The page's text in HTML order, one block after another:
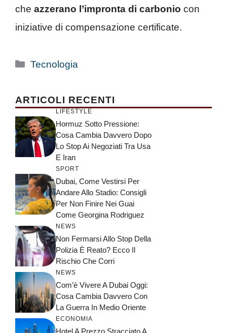
che azzerano l’impronta di carbonio con
iniziative di compensazione certificate.
Categorie
Tecnologia
ARTICOLI RECENTI
LIFESTYLE
Hormuz Sotto Pressione:
Cosa Cambia Davvero Dopo
Lo Stop Ai Negoziati Tra Usa
E Iran
SPORT
Dubai, Come Vestirsi Per
Andare Allo Stadio: Consigli
Per Non Finire Nei Guai
Come Georgina Rodriguez
NEWS
Non Fermarsi Allo Stop Della
Polizia È Reato? Ecco Il
Rischio Che Corri
NEWS
Com’è Vivere A Dubai Oggi:
Cosa Cambia Davvero Con
La Guerra In Medio Oriente
ECONOMIA
Hotel A Prezzo Stracciato A